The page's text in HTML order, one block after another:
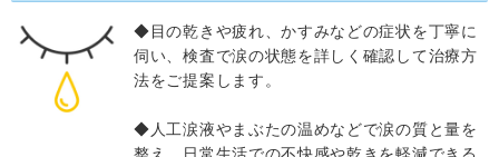
◆目の乾きや疲れ、かすみなどの症状を丁寧に
伺い、検査で涙の状態を詳しく確認して治療方
法をご提案します。
◆人工涙液やまぶたの温めなどで涙の質と量を